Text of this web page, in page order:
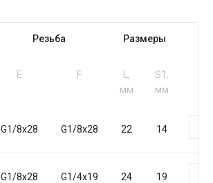
Резьба Размеры
Е F
L,
мм
S1,
мм
G1/8x28 G1/8x28 22 14
G1/8x28 G1/4x19 24 19